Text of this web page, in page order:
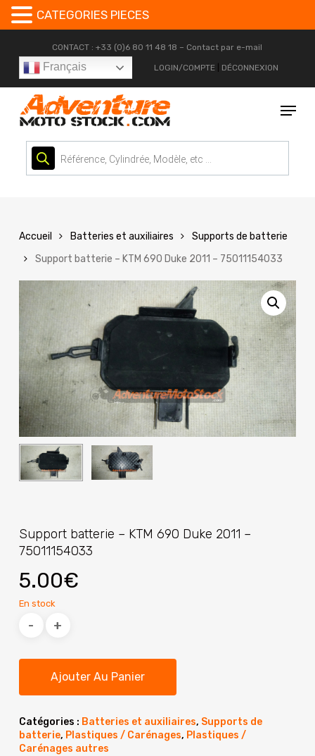
content
CONTACT : +33 (0)6 80 11 48 18 – Contact par e-mail
Français LOGIN/COMPTE| DÉCONNEXION
Menu
Recherche
de
produits
Accueil Batteries et auxiliaires
Supports de batterie
Support batterie – KTM 690 Duke 2011 – 75011154033
Support batterie – KTM 690 Duke 2011 –
75011154033
5.00€
En stock
Ajouter Au Panier
Catégories : Batteries et auxiliaires, Supports de
batterie, Plastiques / Carénages, Plastiques /
Carénages autres
CATEGORIES PIECES